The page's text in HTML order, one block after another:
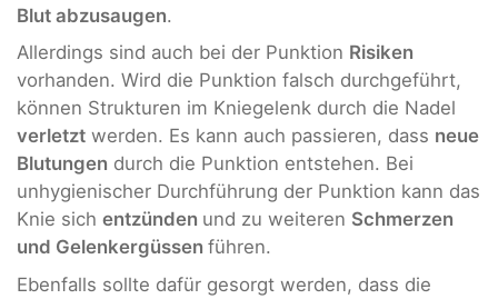
Blut abzusaugen.
Allerdings sind auch bei der Punktion Risiken
vorhanden. Wird die Punktion falsch durchgeführt,
können Strukturen im Kniegelenk durch die Nadel
verletzt werden. Es kann auch passieren, dass neue
Blutungen durch die Punktion entstehen. Bei
unhygienischer Durchführung der Punktion kann das
Knie sich entzünden und zu weiteren Schmerzen
und Gelenkergüssen führen.
Ebenfalls sollte dafür gesorgt werden, dass die